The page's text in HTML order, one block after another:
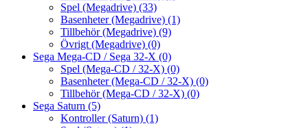
Spel (Megadrive) (33)
Basenheter (Megadrive) (1)
Tillbehör (Megadrive) (9)
Övrigt (Megadrive) (0)
Sega Mega-CD / Sega 32-X (0)
Spel (Mega-CD / 32-X) (0)
Basenheter (Mega-CD / 32-X) (0)
Tillbehör (Mega-CD / 32-X) (0)
Sega Saturn (5)
Kontroller (Saturn) (1)